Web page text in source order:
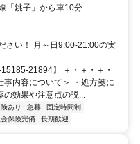
：銚子 銚子電鉄線「銚子」から車10分
さい！ 月～日9:00-21:00の実
21894】 ＋・＋・＋・
事内容について＞ ・処方箋に
の効果や注意点の説...
あり 急募
固定時間制
保険完備 長期歓迎